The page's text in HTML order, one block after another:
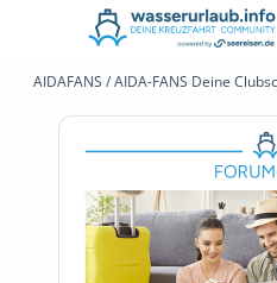
AIDAFANS / AIDA-FANS Deine